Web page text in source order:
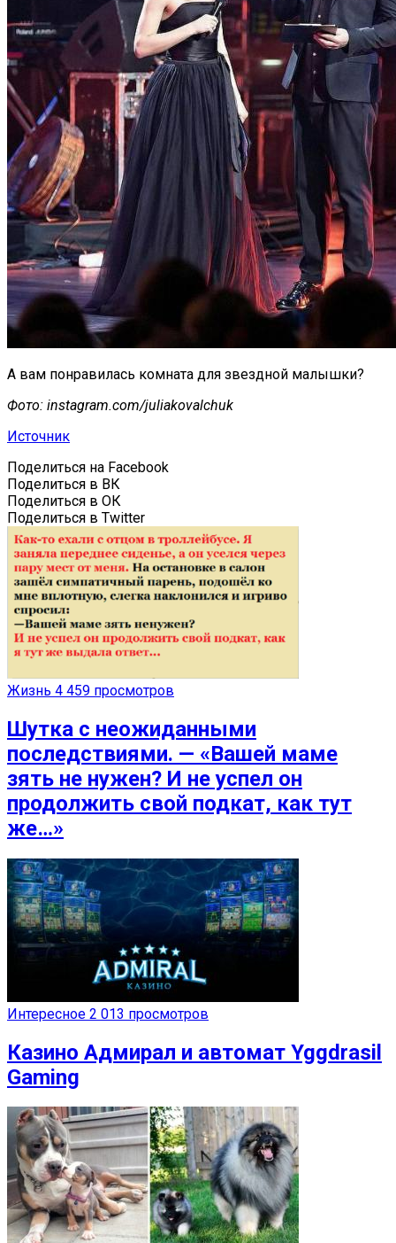
А вам понравилась комната для звездной малышки?
Фото: instagram.com/juliakovalchuk
Источник
Поделиться на Facebook
Поделиться в ВК
Поделиться в ОК
Поделиться в Twitter
Жизнь 4 459 просмотров
Шутка с неожиданными
последствиями. — «Вашей маме
зять не нужен? И не успел он
продолжить свой подкат, как тут
же…»
Интересное 2 013 просмотров
Казино Адмирал и автомат Yggdrasil
Gaming